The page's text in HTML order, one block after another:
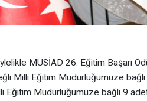
MÜSİAD 26. Eğitim Başarı
Milli Eğitim Müdürlüğümüze
Eğitim Müdürlüğümüze bağlı 9